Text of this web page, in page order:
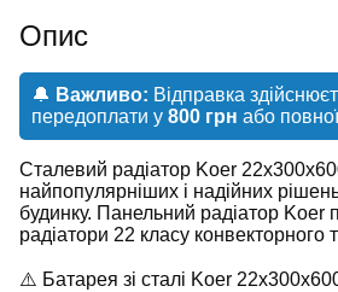
Опис
🔔 Важливо: Відправка
передоплати у 800 грн або
Сталевий радіатор Koer
найпопулярніших і надійних
будинку. Панельний радіатор Koer
радіатори 22 класу конвекторного
⚠️ Батарея зі сталі Koer